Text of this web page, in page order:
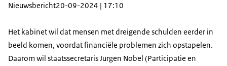
Nieuwsbericht20-09-2024 | 17:10
Het kabinet wil dat mensen met dreigende schulden eerder in
beeld komen, voordat financiële problemen zich opstapelen.
Daarom wil staatssecretaris Jurgen Nobel (Participatie en